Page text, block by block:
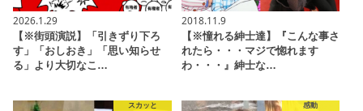
2026.1.29
【※街頭演説】「引きずり下ろ
す」「おしおき」「思い知らせ
る」より大切なこ…
2018.11.9
【※憧れる紳士達】『こんな事さ
れたら・・・マジで惚れます
わ・・・』紳士な…
スカッと 感動